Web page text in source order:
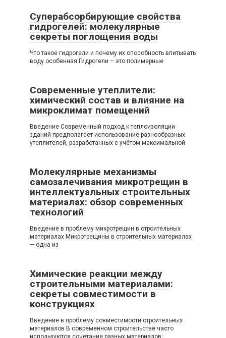
Суперабсорбирующие свойства
гидрогелей: молекулярные
секреты поглощения воды
Что такое гидрогели и почему их способность впитывать
воду особенная Гидрогели – это полимерные
Современные утеплители:
химический состав и влияние на
микроклимат помещений
Введение Современный подход к теплоизоляции
зданий предполагает использование разнообразных
утеплителей, разработанных с учётом максимальной
Молекулярные механизмы
самозалечивания микротрещин в
интеллектуальных строительных
материалах: обзор современных
технологий
Введение в проблему микротрещин в строительных
материалах Микротрещины в строительных материалах
— одна из
Химические реакции между
строительными материалами:
секреты совместимости в
конструкциях
Введение в проблему совместимости строительных
материалов В современном строительстве часто
используются сочетания разных материалов: